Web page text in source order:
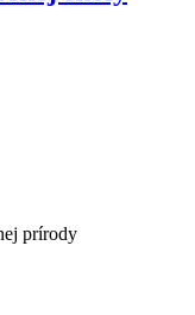
prírody